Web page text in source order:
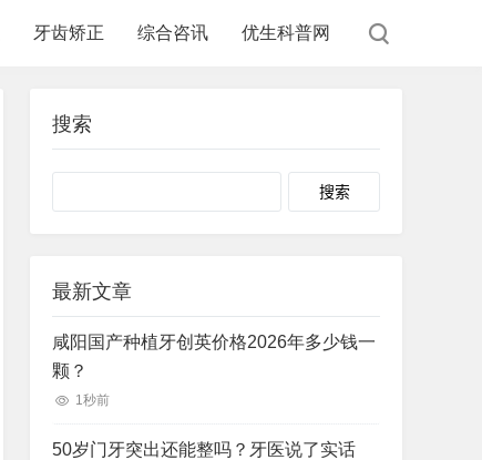
牙齿矫正 综合咨讯 优生科普网
搜索
Search
最新文章
咸阳国产种植牙创英价格2026年多少钱一
颗？
1秒前
50岁门牙突出还能整吗？牙医说了实话